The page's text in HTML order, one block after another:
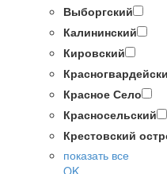
Выборгский
Калининский
Кировский
Красное Село
Красносельский
Крестовский
показать все